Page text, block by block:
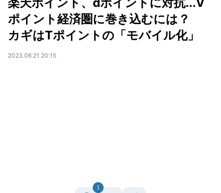
ポイント経済圏に巻き込むには？
カギはTポイントの「モバイル化」
2023.06.21 20:15
1